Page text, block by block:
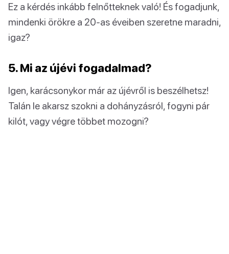
Ez a kérdés inkább felnőtteknek való! És fogadjunk,
mindenki örökre a 20-as éveiben szeretne maradni,
igaz?
5. Mi az újévi fogadalmad?
Igen, karácsonykor már az újévről is beszélhetsz!
Talán le akarsz szokni a dohányzásról, fogyni pár
kilót, vagy végre többet mozogni?